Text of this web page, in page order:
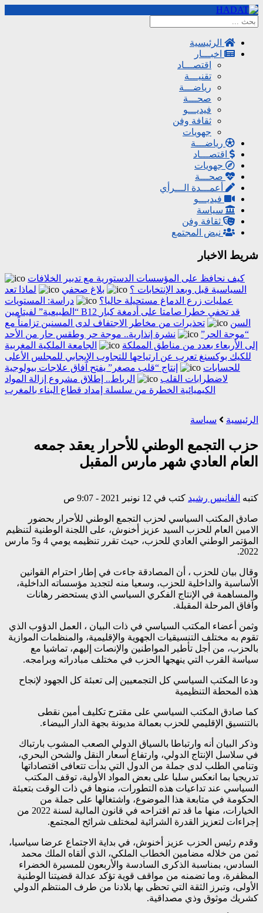
الرئيسية
اخبـــار
اقتصـــاد
تقنيـــة
رياضـــة
صحـــة
فيديـــو
ثقافة وفن
جهويات
رياضـــة
اقتصـــاد
جهويات
صحـــة
أعمـــدة الـــرأي
فيديـــو
سياسة
ثقافة وفن
نبض المجتمع
شريط الاخبار
كيف نحافظ على المؤسسات الدستورية مع تدبير الخلافات
السياسية قبل وبعد الإنتخابات ؟
بلاغ صحفي
لماذا تعد
عمليات زرع الدماغ مستحيلة حاليا؟
دراسة: المستويات
“الطبيعية” لفيتامين B12 قد تخفي خطرا صامتا على أدمغة كبار
السن
تحذيرات من مخاطر الاجتفاف لدى المسنين تزامناً مع
“موجة الحر”
نشرة إنذارية.. موجة حر وطقس حار من الأحد
إلى الأربعاء بعدد من مناطق المملكة
الجامعة الملكية المغربية
للكيك بوكسنغ تعرب عن ارتياحها للتجاوب الإيجابي للمجلس الأعلى
للحسابات
إنتاج “قلب مصغر” يفتح آفاق علاجات بيولوجية
لاضطرابات القلب
الرباط.. إطلاق مشروع إزالة المواد
الكيميائية الخطرة من سلسلة إمداد قطاع البناء بالمغرب
الرئيسية سياسة
حزب التجمع الوطني للأحرار يعقد جمعه
العام العادي شهر مارس المقبل
كتبه الفانيس رشيد كتب في 12 نونبر 2021 - 9:07 ص
صادق المكتب السياسي لحزب التجمع الوطني للأحرار بحضور
الامين العام للحزب السيد عزيز أخنوش، على اللجنة الوطنية لتنظيم
المؤتمر الوطني العادي للحزب، حيث تقرر تنظيمه يومي 4 و5 مارس
2022.
وقال بيان للحزب ، أن المصادقة جاءت في إطار احترام القوانين
الأساسية والداخلية للحزب، وسعيا منه لتجديد مؤسساته الداخلية،
والمساهمة في الإنتاج الفكري السياسي الذي يستحضر رهانات
وآفاق المرحلة المقبلة.
وثمن أعضاء المكتب السياسي في ذات البيان ، العمل الدؤوب الذي
تقوم به مختلف التنسيقيات الجهوية والإقليمية، والمنظمات الموازية
بالحزب، من أجل تأطير المواطنين والإنصات إليهم، تماشيا مع
سياسة القرب التي ينهجها الحزب في مختلف مبادراته وبرامجه.
ودعا المكتب السياسي كل التجمعيين إلى تعبئة كل الجهود لإنجاح
هذه المحطة التنظيمية
كما صادق المكتب السياسي على مقترح تكليف أمين نقطى
بالتنسيق الإقليمي للحزب بعمالة مديونة بجهة الدار البيضاء.
وذكر البيان أنه وارتباطا بالسياق الدولي الصعب المشوب بارتباك
في سلاسل الإنتاج الدولي، وارتفاع أسعار النقل والشحن البحري،
وتنامي الطلب لدى جملة من الدول التي بدأت تتعافى اقتصاداتها
تدريجيا بما انعكس سلبا على بعض المواد الأولية، توقف المكتب
السياسي عند تداعيات هذه التطورات، منوها في ذات الوقت بتعبئة
الحكومة في متابعة هذا الموضوع، واشتغالها على جملة من
الخيارات، منها ما قد تم اقتراحه في قانون المالية لسنة 2022 من
إجراءات لتعزيز القدرة الشرائية لمختلف شرائح المجتمع.
وقدم رئيس الحزب عزيز أخنوش، في بداية الاجتماع عرضا سياسيا،
ثمن من خلاله مضامين الخطاب الملكي، الذي ألقاه الملك محمد
السادس، بمناسبة الذكرى السادسة والأربعون للمسيرة الخضراء
المظفرة، وما تضمنه من مواقف قوية تؤكد عدالة قضيتنا الوطنية
الأولى، وتبرز الثقة التي تحظى بها بلادنا من طرف المنتظم الدولي
كشريك موثوق وذي مصداقية.